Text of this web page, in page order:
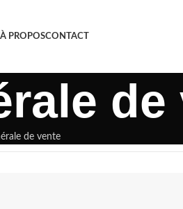
À PROPOSCONTACT
de
de vente